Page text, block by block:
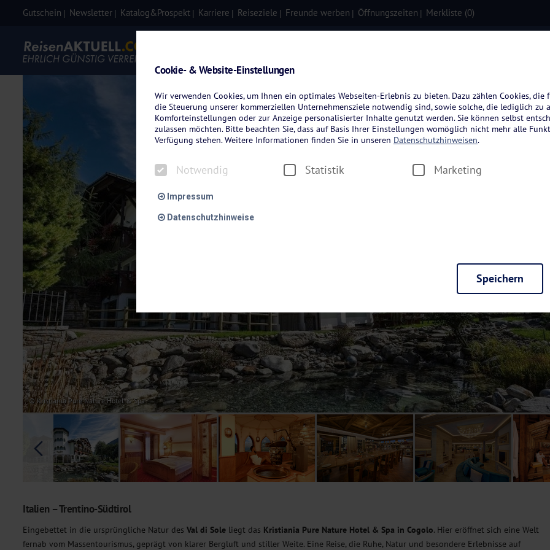
Gutschein Newsletter Katalog&Prospekt Karriere Reiseziele Freunde werben Öffnungszeiten Merkliste (0)
© Kristiania Pure Nature Hotel & Spa
Italien – Trentino-Südtirol
Eingebettet in die ursprüngliche Natur des Val di Sole liegt das Kristiania Pure Nature Hotel & Spa in Cogolo. Hier eröffnet sich eine Welt
fernab vom Massentourismus, geprägt von klarer Bergluft und stiller Weite. Eine Reise, die Ruhe, Natur und besondere Erlebnisse auf
Cookie- & Website-Einstellungen
Wir verwenden Cookies, um Ihnen ein optimales Webseiten-Erlebnis zu bieten. Dazu zählen Cookies,
die Steuerung unserer kommerziellen Unternehmensziele notwendig sind, sowie solche, die lediglich zu
Komforteinstellungen oder zur Anzeige personalisierter Inhalte genutzt werden. Sie können selbst
zulassen möchten. Bitte beachten Sie, dass auf Basis Ihrer Einstellungen womöglich nicht mehr alle
Verfügung stehen. Weitere Informationen finden Sie in unseren Datenschutzhinweisen.
Notwendig Statistik Marketing
Impressum
Datenschutzhinweise
Diese Cookies sind für den Betrieb der Seite unbedingt notwendig und ermöglichen beispielsweise
möchten, um Ihnen unsere Dienste bei einem erneuten Besuch unserer Seite schneller zur Verfügung zu
Statistik
Um unser Angebot und unsere Webseite weiter zu verbessern, erfassen wir anonymisierte Daten für
dieser Cookies können wir beispielsweise die Besucherzahlen und den Effekt bestimmter Seiten unseres
unsere Inhalte optimieren. Wir nutzen hierfür Dienste von Google und Facebook. Durch diese Dienste
Übermittlung, der auf unsere Website erfassten Daten, kommen. Weitere Hinweise zu der Verarbeitung
Datenschutzhinweisen. Sie können Ihre Einwilligung jederzeit in denCookie-Einstellungen widerrufen.
Marketing
Diese Cookies werden genutzt, um Ihnen personalisierte Inhalte, passend zu Ihren Interessen anzuzeigen.
Speichern